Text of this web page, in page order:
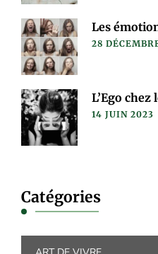
Les
28
L’Ego
14 JUIN 2023
Catégories